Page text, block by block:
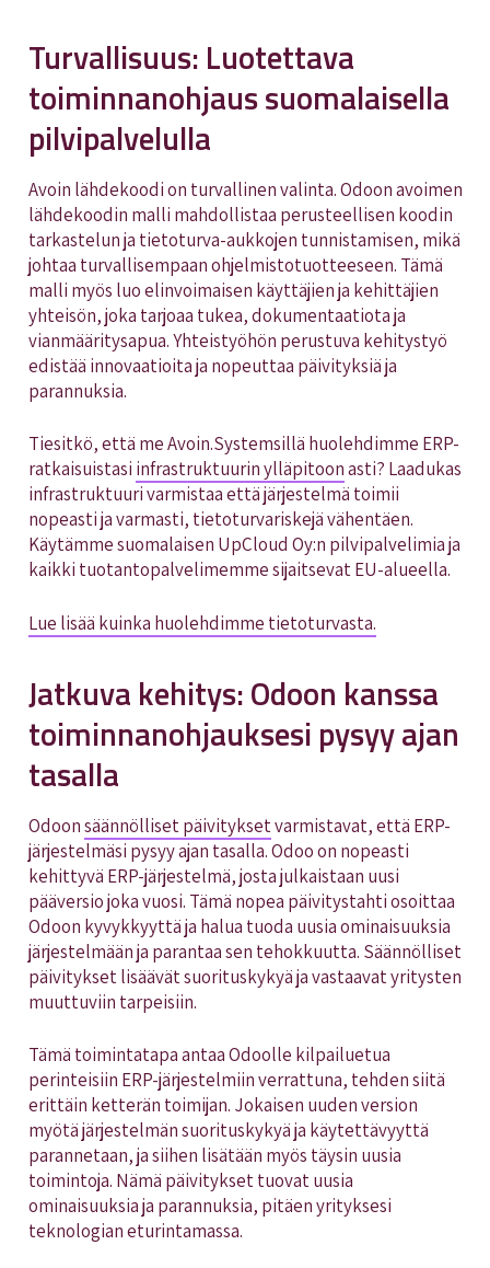
Turvallisuus: Luotettava
toiminnanohjaus suomalaisella
pilvipalvelulla
Avoin lähdekoodi on turvallinen valinta. Odoon avoimen
lähdekoodin malli mahdollistaa perusteellisen koodin
tarkastelun ja tietoturva-aukkojen tunnistamisen, mikä
johtaa turvallisempaan ohjelmistotuotteeseen. Tämä
malli myös luo elinvoimaisen käyttäjien ja kehittäjien
yhteisön, joka tarjoaa tukea, dokumentaatiota ja
vianmääritysapua. Yhteistyöhön perustuva kehitystyö
edistää innovaatioita ja nopeuttaa päivityksiä ja
parannuksia.
Tiesitkö, että me Avoin.Systemsillä huolehdimme ERP-
ratkaisuistasi infrastruktuurin ylläpitoonasti? Laadukas
infrastruktuuri varmistaa että järjestelmä toimii
nopeasti ja varmasti, tietoturvariskejä vähentäen.
Käytämme suomalaisen UpCloud Oy:n pilvipalvelimia ja
kaikki tuotantopalvelimemme sijaitsevat EU-alueella.
Lue lisää kuinka huolehdimme tietoturvasta.
Jatkuva kehitys: Odoon kanssa
toiminnanohjauksesi pysyy ajan
tasalla
Odoonsäännölliset päivityksetvarmistavat, että ERP-
järjestelmäsi pysyy ajan tasalla. Odoo on nopeasti
kehittyvä ERP-järjestelmä, josta julkaistaan uusi
pääversio joka vuosi. Tämä nopea päivitystahti osoittaa
Odoon kyvykkyyttä ja halua tuoda uusia ominaisuuksia
järjestelmään ja parantaa sen tehokkuutta. Säännölliset
päivitykset lisäävät suorituskykyä ja vastaavat yritysten
muuttuviin tarpeisiin.
Tämä toimintatapa antaa Odoolle kilpailuetua
perinteisiin ERP-järjestelmiin verrattuna, tehden siitä
erittäin ketterän toimijan. Jokaisen uuden version
myötä järjestelmän suorituskykyä ja käytettävyyttä
parannetaan, ja siihen lisätään myös täysin uusia
toimintoja. Nämä päivitykset tuovat uusia
ominaisuuksia ja parannuksia, pitäen yrityksesi
teknologian eturintamassa.